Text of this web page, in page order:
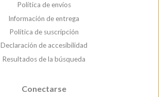
Política de envíos
Información de entrega
Política de suscripción
Declaración de accesibilidad
Resultados de la búsqueda
Conectarse